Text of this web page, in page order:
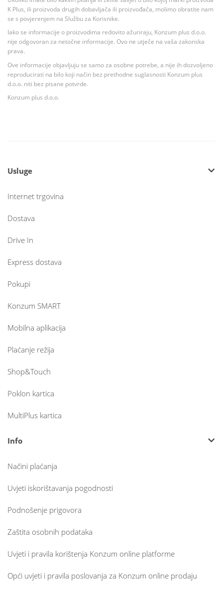
K Plus, ili proizvoda drugih dobavljača ili proizvođača, molimo obratite nam
se s povjerenjem na Službu za Korisnike.
Iako se informacije o proizvodima redovito ažuriraju, Konzum plus d.o.o.
nije odgovoran za netočne informacije. Ovo ne utječe na vaša zakonska
prava.
Ove informacije objavljuju se samo za osobne potrebe, a nije ih dozvoljeno
reproducirati na bilo koji način bez prethodne suglasnosti Konzum plus
d.o.o. niti bez pisane potvrde.
Konzum plus d.o.o.
Usluge
Internet trgovina
Dostava
Drive In
Express dostava
Pokupi
Konzum SMART
Mobilna aplikacija
Plaćanje režija
Shop&Touch
Poklon kartica
MultiPlus kartica
Info
Načini plaćanja
Uvjeti iskorištavanja pogodnosti
Podnošenje prigovora
Zaštita osobnih podataka
Uvjeti i pravila korištenja Konzum online platforme
Opći uvjeti i pravila poslovanja za Konzum online prodaju